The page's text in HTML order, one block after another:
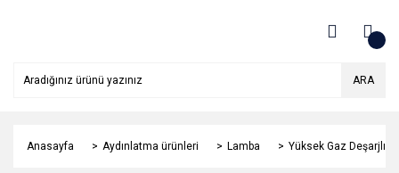
ARA
Anasayfa Aydınlatma ürünleri Lamba Yüksek Gaz Deşarjlı